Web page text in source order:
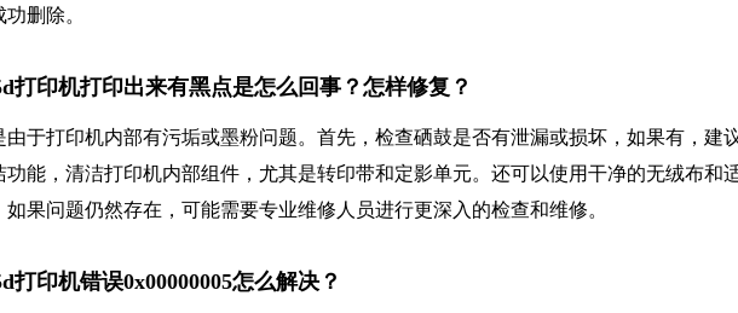
删除。
打印机打印出来有黑点是怎么回事？怎样修复？
于打印机内部有污垢或墨粉问题。首先，检查硒鼓是否有泄漏或损坏，如果有，建
能，清洁打印机内部组件，尤其是转印带和定影单元。还可以使用干净的无绒布和
果问题仍然存在，可能需要专业维修人员进行更深入的检查和维修。
打印机错误0x00000005怎么解决？